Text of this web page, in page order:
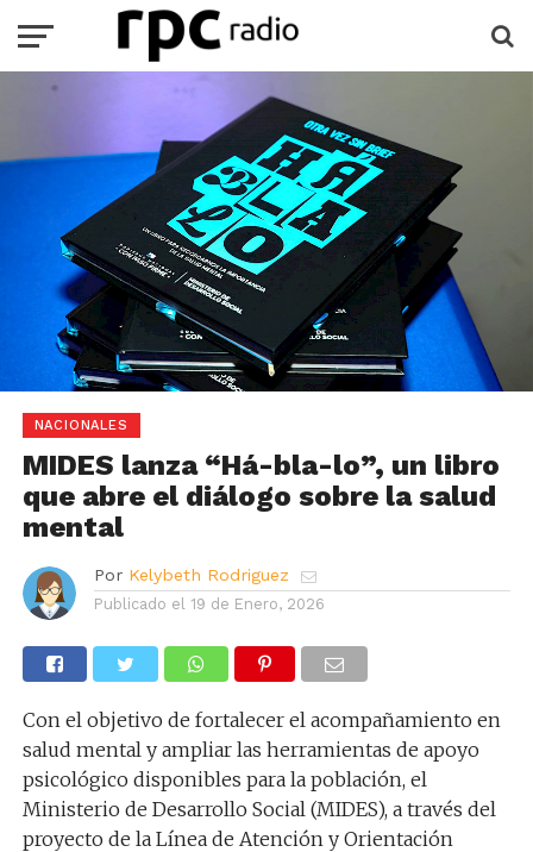
NACIONALES
MIDES lanza “Há-bla-lo”, un libro
que abre el diálogo sobre la salud
mental
Por Kelybeth Rodriguez
Publicado el 19 de Enero, 2026
Con el objetivo de fortalecer el acompañamiento en
salud mental y ampliar las herramientas de apoyo
psicológico disponibles para la población, el
Ministerio de Desarrollo Social (MIDES), a través del
proyecto de la Línea de Atención y Orientación